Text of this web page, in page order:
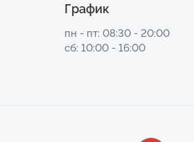
График
пн - пт: 08:30 - 20:00
сб: 10:00 - 16:00